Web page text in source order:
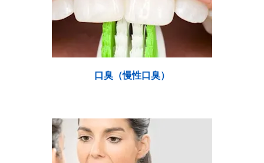
口臭（慢性口臭）